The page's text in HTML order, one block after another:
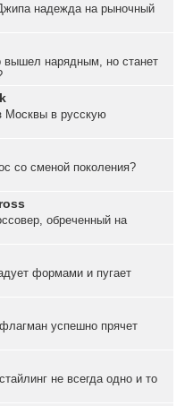
надежда на рыночный
вышел нарядным, но станет
Москвы в русскую
со сменой поколения?
обреченный на
формами и пугает
успешно прячет
не всегда одно и то